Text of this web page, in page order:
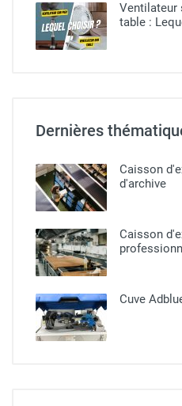
Ventilateur
table :
Dernières
Caisson
d'archive
Caisson
Cuve